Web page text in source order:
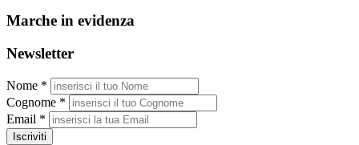
Marche in evidenza
Newsletter
Nome *
Cognome *
Email *
Iscriviti